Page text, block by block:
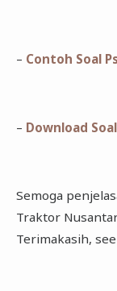
– Contoh Soal
– Download
Semoga
Traktor
Terimakasih,